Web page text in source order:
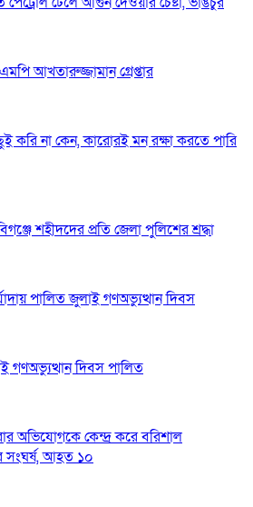
আখতারুজ্জামান গ্রেপ্তার
করি না কেন, কারোরই মন রক্ষা করতে পারি
শহীদদের প্রতি জেলা পুলিশের শ্রদ্ধা
পালিত জুলাই গণঅভ্যুত্থান দিবস
গণঅভ্যুত্থান দিবস পালিত
অভিযোগকে কেন্দ্র করে বরিশাল
সংঘর্ষ, আহত ১০